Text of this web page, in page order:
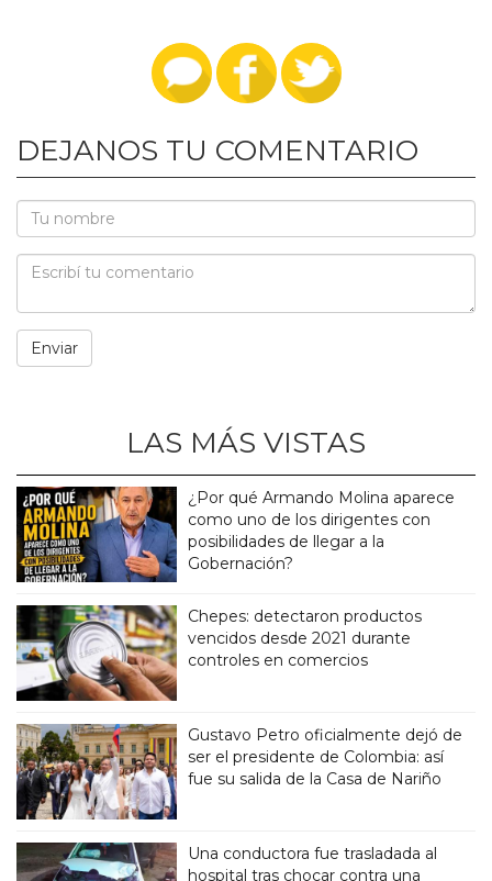
DEJANOS TU COMENTARIO
LAS MÁS VISTAS
¿Por qué Armando Molina aparece
como uno de los dirigentes con
posibilidades de llegar a la
Gobernación?
Chepes: detectaron productos
vencidos desde 2021 durante
controles en comercios
Gustavo Petro oficialmente dejó de
ser el presidente de Colombia: así
fue su salida de la Casa de Nariño
Una conductora fue trasladada al
hospital tras chocar contra una